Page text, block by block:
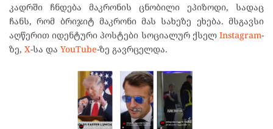
კადრში ჩნდება მაკრონის ცნობილი ეპიზოდი, სადაც
ჩანს, რომ ბრიჯიტ მაკრონი მას სახეზე ეხება. მსგავსი
აღწერით იდენტური პოსტები სოციალურ ქსელ Instagram-
ზე, X-სა და YouTube-ზე გავრცელდა.